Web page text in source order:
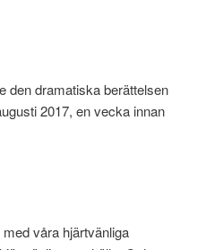
den dramatiska berättelsen
2017, en vecka innan
våra hjärtvänliga